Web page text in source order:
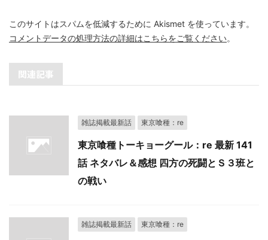
このサイトはスパムを低減するために Akismet を使っています。
コメントデータの処理方法の詳細はこちらをご覧ください。
関連記事
雑誌掲載最新話 東京喰種：re
東京喰種トーキョーグール：re 最新 141
話 ネタバレ＆感想 四方の死闘とＳ３班と
の戦い
雑誌掲載最新話 東京喰種：re